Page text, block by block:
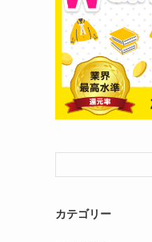
カテゴリー